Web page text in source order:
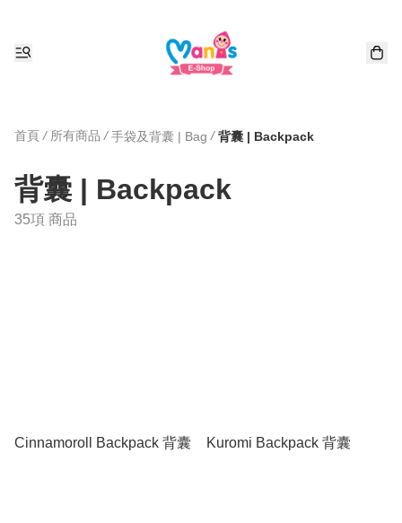
首頁 / 所有商品 / 手袋及背囊 | Bag / 背囊 | Backpack
背囊 | Backpack
35項 商品
Cinnamoroll Backpack 背囊 Kuromi Backpack 背囊